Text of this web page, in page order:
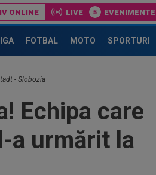
ONLINE LIVE EVENIMENTE
FOTBAL MOTO SPORTURI
- Slobozia
Echipa care
a urmărit la